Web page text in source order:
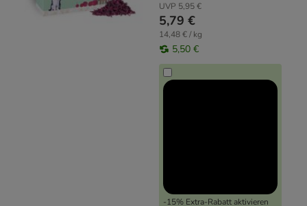
UVP 5,95 €
5,79 €
14,48 € / kg
5,50 €
-15% Extra-Rabatt aktivieren